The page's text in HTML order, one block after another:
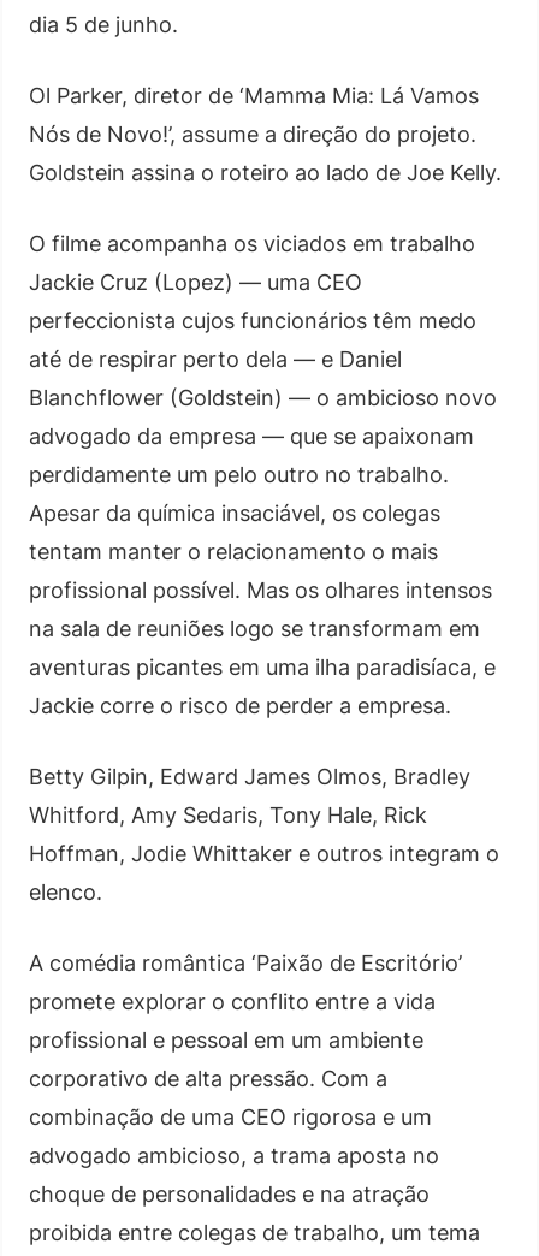
dia 5 de junho.
Ol Parker, diretor de ‘Mamma Mia: Lá Vamos
Nós de Novo!’, assume a direção do projeto.
Goldstein assina o roteiro ao lado de Joe Kelly.
O filme acompanha os viciados em trabalho
Jackie Cruz (Lopez) — uma CEO
perfeccionista cujos funcionários têm medo
até de respirar perto dela — e Daniel
Blanchflower (Goldstein) — o ambicioso novo
advogado da empresa — que se apaixonam
perdidamente um pelo outro no trabalho.
Apesar da química insaciável, os colegas
tentam manter o relacionamento o mais
profissional possível. Mas os olhares intensos
na sala de reuniões logo se transformam em
aventuras picantes em uma ilha paradisíaca, e
Jackie corre o risco de perder a empresa.
Betty Gilpin, Edward James Olmos, Bradley
Whitford, Amy Sedaris, Tony Hale, Rick
Hoffman, Jodie Whittaker e outros integram o
elenco.
A comédia romântica ‘Paixão de Escritório’
promete explorar o conflito entre a vida
profissional e pessoal em um ambiente
corporativo de alta pressão. Com a
combinação de uma CEO rigorosa e um
advogado ambicioso, a trama aposta no
choque de personalidades e na atração
proibida entre colegas de trabalho, um tema